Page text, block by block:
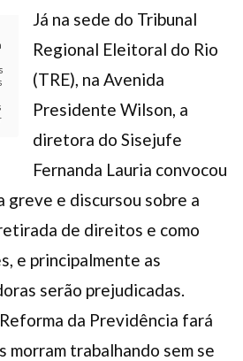
Já na sede do Tribunal
Regional Eleitoral do Rio
(TRE), na Avenida
Presidente Wilson, a
diretora do Sisejufe
Fernanda Lauria convocou
greve e discursou sobre a
de direitos e como
e principalmente as
serão prejudicadas.
da Previdência fará
morram trabalhando sem se